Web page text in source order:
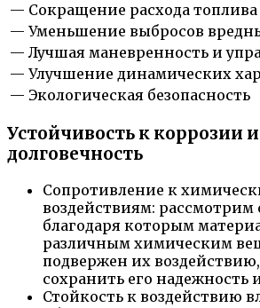
— Сокращение расхода топлива
— Уменьшение выбросов
— Лучшая маневренность и
— Улучшение динамических
— Экологическая безопасность
Устойчивость к коррозии и
долговечность
Сопротивление к
воздействиям: рассмотрим
благодаря которым
различным химическим
подвержен их воздействию,
сохранить его надежность
Стойкость к воздействию